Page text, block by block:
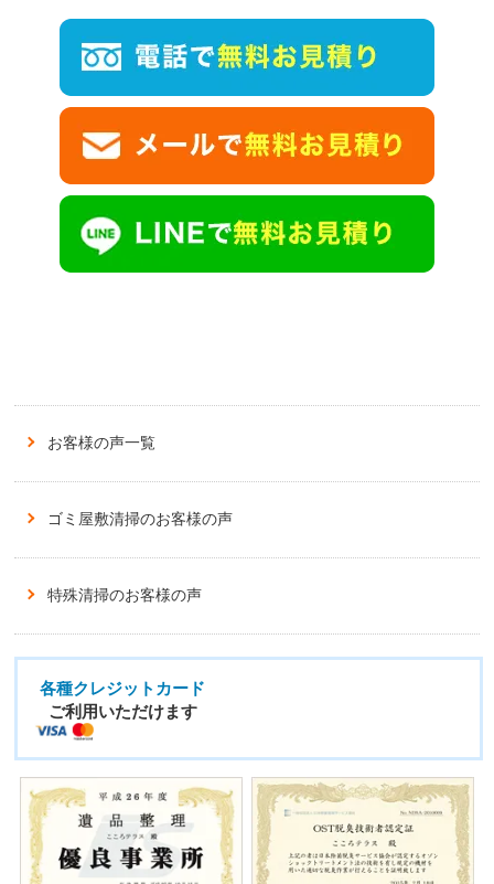
お客様の声一覧
ゴミ屋敷清掃のお客様の声
特殊清掃のお客様の声
各種クレジットカード
ご利用いただけます